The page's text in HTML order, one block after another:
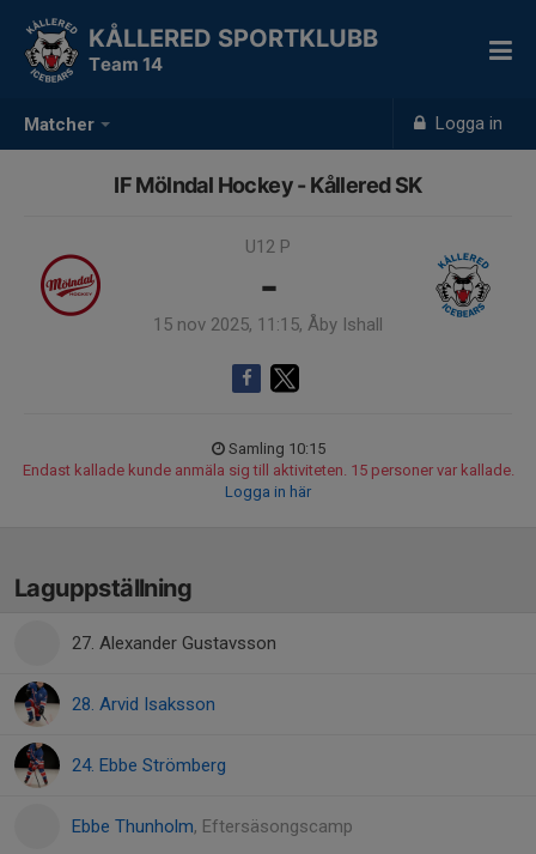
Matcher Logga in
KÅLLERED SPORTKLUBB
Team 14
IF Mölndal Hockey - Kållered SK
U12 P
-
15 nov 2025, 11:15, Åby Ishall
Samling 10:15
Endast kallade kunde anmäla sig till aktiviteten. 15 personer var kallade.
Logga in här
Laguppställning
27. Alexander Gustavsson
28. Arvid Isaksson
24. Ebbe Strömberg
Ebbe Thunholm, Eftersäsongscamp